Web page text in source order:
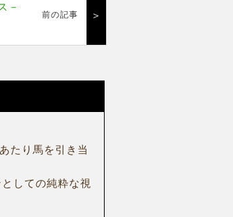
－
前の記事 ＞
たり馬を引き当
しての純粋な視